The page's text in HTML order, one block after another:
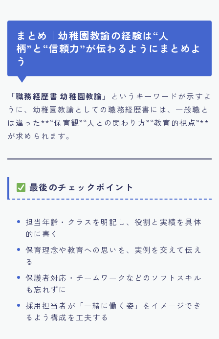
まとめ｜幼稚園教諭の経験は“人
柄”と“信頼力”が伝わるようにまとめよ
う
「職務経歴書 幼稚園教諭 」というキーワードが示すよ
うに、幼稚園教諭としての職務経歴書には、一般職と
は違った**“保育観”“人との関わり方”“教育的視点”**
が求められます。
最後のチェックポイント
担当年齢・クラスを明記し、役割と実績を具体
的に書く
保育理念や教育への思いを、実例を交えて伝え
る
保護者対応・チームワークなどのソフトスキル
も忘れずに
採用担当者が「一緒に働く姿」をイメージでき
るよう構成を工夫する